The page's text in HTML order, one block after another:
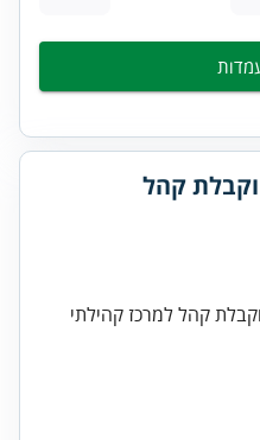
קהל
קהל למרכז קהילתי